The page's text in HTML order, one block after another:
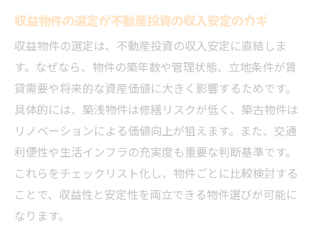
収益物件の選定が不動産投資の収入安定のカギ
収益物件の選定は、不動産投資の収入安定に直結しま
す。なぜなら、物件の築年数や管理状態、立地条件が賃
貸需要や将来的な資産価値に大きく影響するためです。
具体的には、築浅物件は修繕リスクが低く、築古物件は
リノベーションによる価値向上が狙えます。また、交通
利便性や生活インフラの充実度も重要な判断基準です。
これらをチェックリスト化し、物件ごとに比較検討する
ことで、収益性と安定性を両立できる物件選びが可能に
なります。